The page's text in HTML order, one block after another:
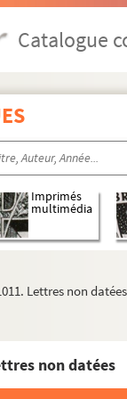
Catalogue
Imprimés
multimédia
Lettres non datées
non datées